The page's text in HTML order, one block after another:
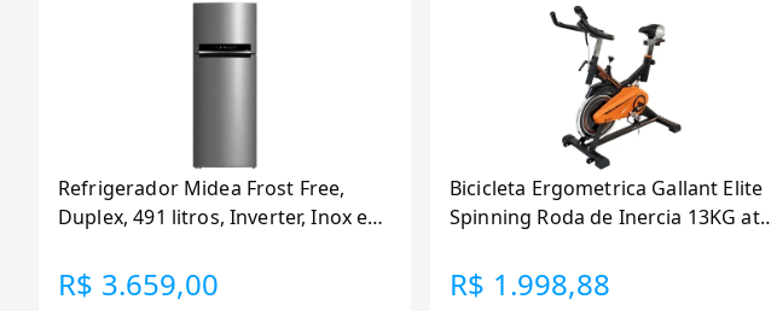
Refrigerador Midea Frost Free,
Duplex, 491 litros, Inverter, Inox e
R$ 3.659,00
Bicicleta Ergometrica Gallant Elite
Spinning Roda de Inercia 13KG ate
R$ 1.998,88